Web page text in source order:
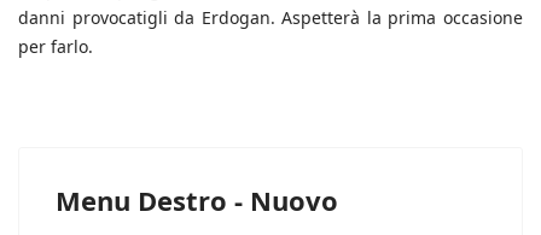
danni provocatigli da Erdogan. Aspetterà la prima occasione
per farlo.
Menu Destro - Nuovo